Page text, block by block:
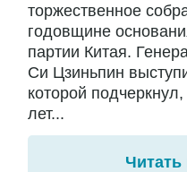
торжественное
годовщине
партии Китая.
Си Цзиньпин
которой
лет...